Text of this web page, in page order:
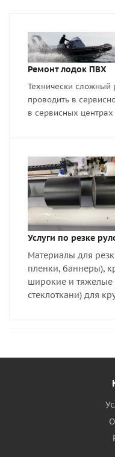
Ремонт лодок ПВХ
Технически
проводить в
в сервисных
Услуги по резке
Материалы для
пленки, баннеры),
широкие и тяжелые
стеклоткани) для